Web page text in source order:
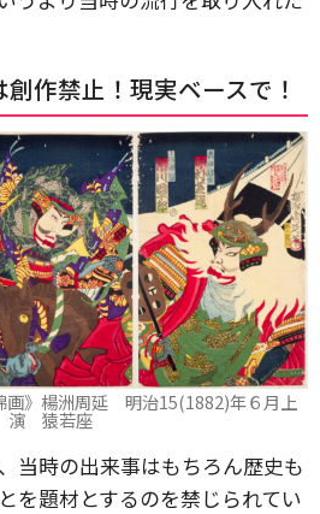
作禁止！現実ベースで！
画》楊洲周延 明治15(1882)年６月上
演 猿若座
当時の出来事はもちろん歴史も
を題材とするのを禁じられてい